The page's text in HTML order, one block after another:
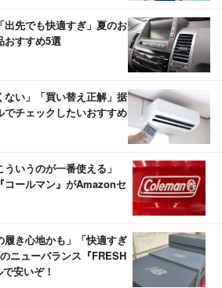
出先でも快適すぎ」夏のお
おすすめ5選
ない」「買い替え正解」据
でチェックしたいおすすめ
ういうのが一番使える」
コールマン』がAmazonセ
履き心地かも」「快適すぎ
ニューバランス『FRESH
安いぞ！